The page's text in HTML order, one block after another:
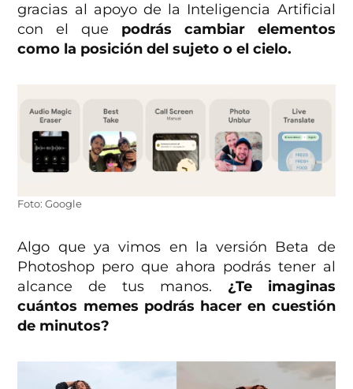
gracias al apoyo de la Inteligencia Artificial
con el que podrás cambiar elementos
como la posición del sujeto o el cielo.
Foto: Google
Algo que ya vimos en la versión Beta de
Photoshop pero que ahora podrás tener al
alcance de tus manos. ¿Te imaginas
cuántos memes podrás hacer en cuestión
de minutos?